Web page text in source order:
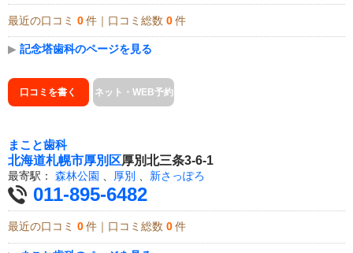
最近の口コミ 0 件｜口コミ総数 0 件
▶ 記念塔歯科のページを見る
口コミを書く ネット・WEB予約
まこと歯科
北海道札幌市厚別区厚別北三条3-6-1
最寄駅： 森林公園 厚別 新さっぽろ
011-895-6482
最近の口コミ 0 件｜口コミ総数 0 件